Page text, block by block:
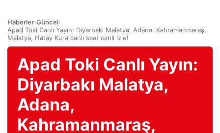
Haberler›Güncel›
Apad Toki Canlı Yayın: Diyarbakı Malatya, Adana, Kahramanmaraş,
Malatya, Hatay Kura canlı saat canlı izle!
Apad Toki Canlı Yayın:
Diyarbakı Malatya,
Adana,
Kahramanmaraş,